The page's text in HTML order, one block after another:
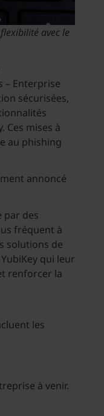
avec le
– Enterprise
sécurisées,
Ces mises à
au phishing
annoncé
par des
fréquent à
solutions de
qui leur
renforcer la
les
à venir.